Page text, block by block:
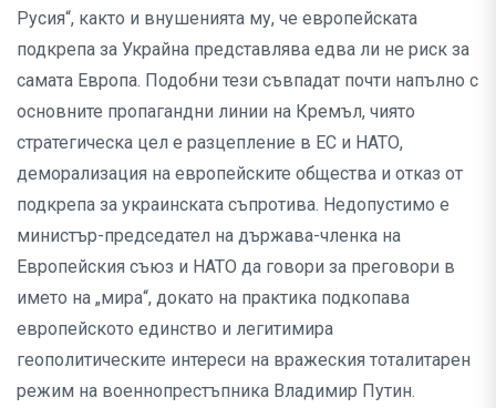
Русия“, както и внушенията му, че европейската
подкрепа за Украйна представлява едва ли не риск за
самата Европа. Подобни тези съвпадат почти напълно с
основните пропагандни линии на Кремъл, чиято
стратегическа цел е разцепление в ЕС и НАТО,
деморализация на европейските общества и отказ от
подкрепа за украинската съпротива. Недопустимо е
министър-председател на държава-членка на
Европейския съюз и НАТО да говори за преговори в
името на „мира“, докато на практика подкопава
европейското единство и легитимира
геополитическите интереси на вражеския тоталитарен
режим на военнопрестъпника Владимир Путин.